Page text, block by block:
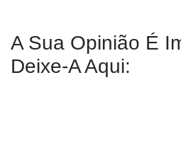
A Sua Opinião É
Deixe-A Aqui: